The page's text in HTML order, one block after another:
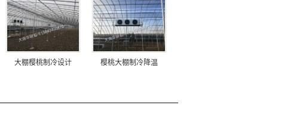
大棚樱桃制冷设计 樱桃大棚制冷降温